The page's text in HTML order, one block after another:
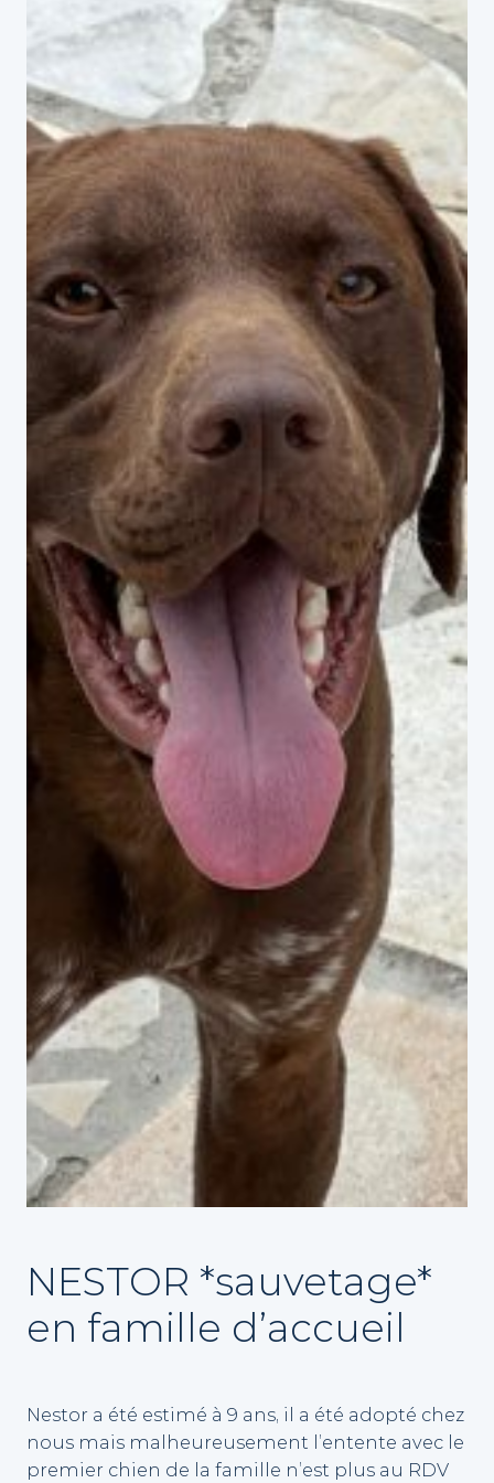
NESTOR *sauvetage*
en famille d’accueil
Nestor a été estimé à 9 ans, il a été adopté chez
nous mais malheureusement l’entente avec le
premier chien de la famille n’est plus au RDV